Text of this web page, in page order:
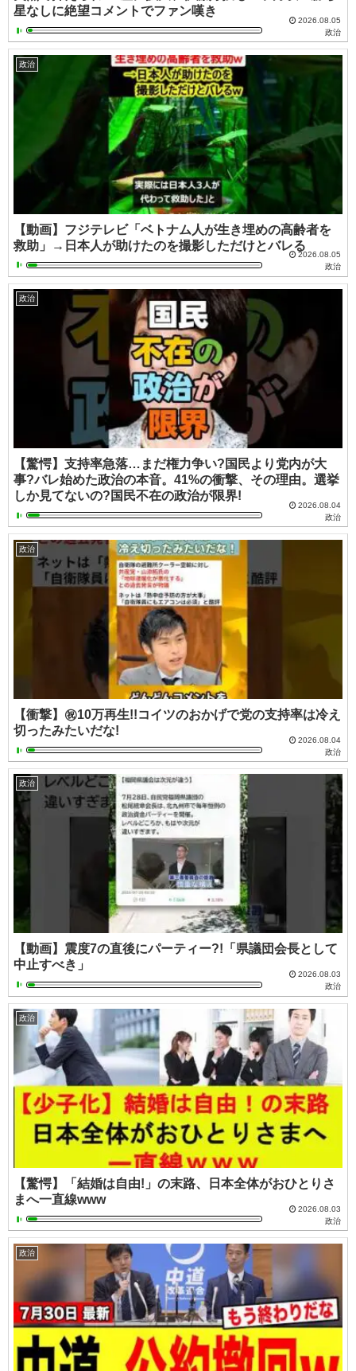
星なしに絶望コメントでファン嘆き
2026.08.05
政治
政治
【動画】フジテレビ「ベトナム人が生き埋めの高齢者を
救助」→日本人が助けたのを撮影しただけとバレる
2026.08.05
政治
政治
【驚愕】支持率急落…まだ権力争い?国民より党内が大
事?バレ始めた政治の本音。41%の衝撃、その理由。選挙
しか見てないの?国民不在の政治が限界!
2026.08.04
政治
政治
【衝撃】㊗️10万再生!!コイツのおかげで党の支持率は冷え
切ったみたいだな!
2026.08.04
政治
政治
【動画】震度7の直後にパーティー?!「県議団会長として
中止すべき」
2026.08.03
政治
政治
【驚愕】「結婚は自由!」の末路、日本全体がおひとりさ
まへ一直線www
2026.08.03
政治
政治